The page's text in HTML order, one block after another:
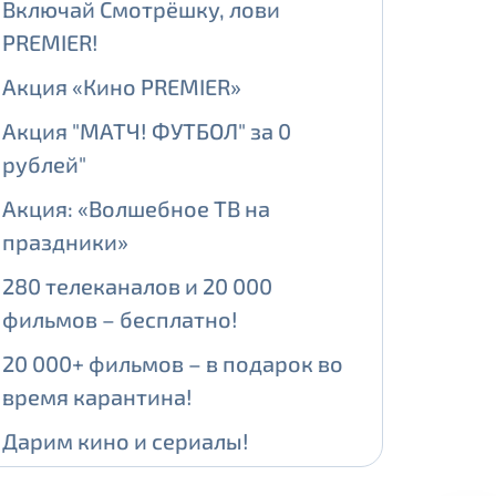
Включай Смотрёшку, лови
PREMIER!
Акция «Кино PREMIER»
Акция "МАТЧ! ФУТБОЛ" за 0
рублей"
Акция: «Волшебное ТВ на
праздники»
280 телеканалов и 20 000
фильмов – бесплатно!
20 000+ фильмов – в подарок во
время карантина!
Дарим кино и сериалы!
обработки персональных
обработки персональных
выделение публичного IP
IP адрес -
реквизитов.
услуги.
в течение трех календарных